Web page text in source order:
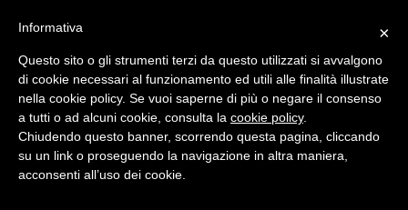
Quotidiano d'informazione distribuito in Molise con
×
Informativa
Questo sito o gli strumenti terzi da questo utilizzati si avvalgono
di cookie necessari al funzionamento ed utili alle finalità illustrate
nella cookie policy. Se vuoi saperne di più o negare il consenso
a tutti o ad alcuni cookie, consulta la cookie policy.
Chiudendo questo banner, scorrendo questa pagina, cliccando
su un link o proseguendo la navigazione in altra maniera,
acconsenti all’uso dei cookie.